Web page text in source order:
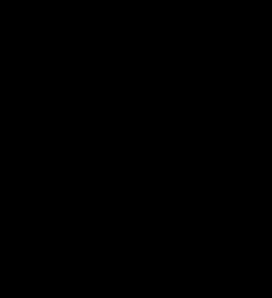
a browser with JavaScript support.